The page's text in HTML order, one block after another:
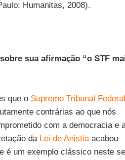
Humanitas, 2008).
sua afirmação “o STF
que o Supremo Tribunal Federal
contrárias ao que nós
com a democracia e
da Lei de Anistia acabou
é um exemplo clássico neste